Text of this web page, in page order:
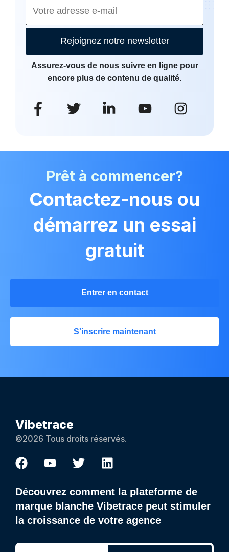
Rejoignez notre newsletter
Assurez-vous de nous suivre en ligne pour
encore plus de contenu de qualité.
Prêt à commencer?
Contactez-nous ou
démarrez un essai
gratuit
Entrer en contact
S'inscrire maintenant
Vibetrace
©2026 Tous droits réservés.
Découvrez comment la plateforme de
marque blanche Vibetrace peut stimuler
la croissance de votre agence